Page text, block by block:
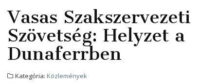
Vasas Szakszervezeti
Szövetség: Helyzet a
Dunaferrben
Kategória: Közlemények